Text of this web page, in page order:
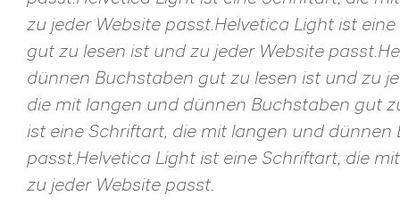
zu jeder Website passt.Helvetica Light ist
gut zu lesen ist und zu jeder Website
dünnen Buchstaben gut zu lesen ist und zu
die mit langen und dünnen Buchstaben gut
ist eine Schriftart, die mit langen und
passt.Helvetica Light ist eine Schriftart, die
zu jeder Website passt.